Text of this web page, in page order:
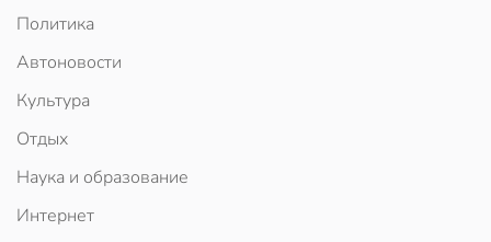
Политика
Автоновости
Культура
Отдых
Наука и образование
Интернет